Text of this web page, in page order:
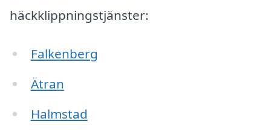
häckklippningstjänster:
Falkenberg
Ätran
Halmstad